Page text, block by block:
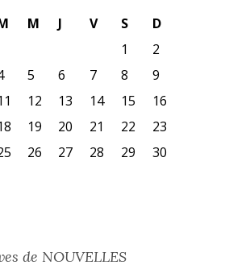
M J V S
D
1
2
5 6 7 8
9
12 13 14 15
16
19 20 21 22
23
26 27 28 29
30
de NOUVELLES